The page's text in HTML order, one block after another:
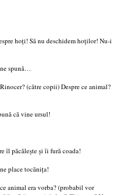
hoți! Să nu deschidem hoților! Nu-i
spună…
(către copii) Despre ce animal?
că vine ursul!
îl păcălește și îi fură coada!
place tocănița!
animal era vorba? (probabil vor